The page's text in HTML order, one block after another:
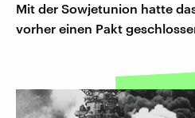
Mit der Sowjetunion hatte
vorher einen Pakt